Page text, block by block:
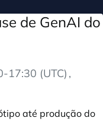
de GenAI do
17:30 (UTC) ,
até produção do